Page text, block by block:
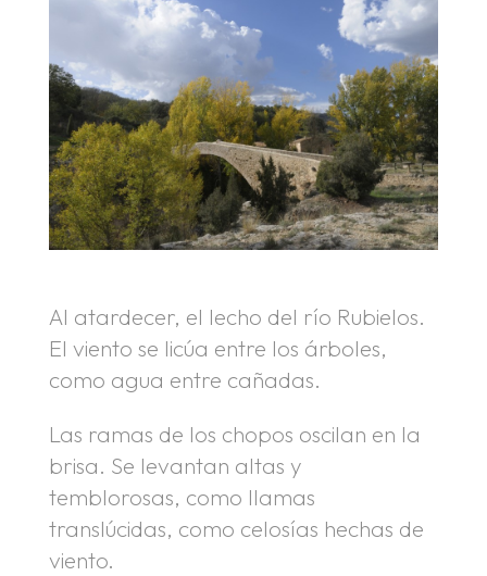
Al atardecer, el lecho del río Rubielos.
El viento se licúa entre los árboles,
como agua entre cañadas.
Las ramas de los chopos oscilan en la
brisa. Se levantan altas y
temblorosas, como llamas
translúcidas, como celosías hechas de
viento.